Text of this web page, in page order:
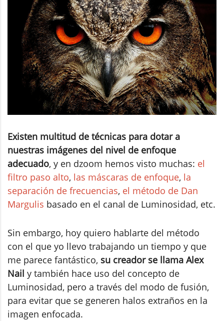
Existen multitud de técnicas para dotar a
nuestras imágenes del nivel de enfoque
adecuado, y en dzoom hemos visto muchas: el
filtro paso alto, las máscaras de enfoque, la
separación de frecuencias, el método de Dan
Margulis basado en el canal de Luminosidad, etc.
Sin embargo, hoy quiero hablarte del método
con el que yo llevo trabajando un tiempo y que
me parece fantástico, su creador se llama Alex
Nail y también hace uso del concepto de
Luminosidad, pero a través del modo de fusión,
para evitar que se generen halos extraños en la
imagen enfocada.